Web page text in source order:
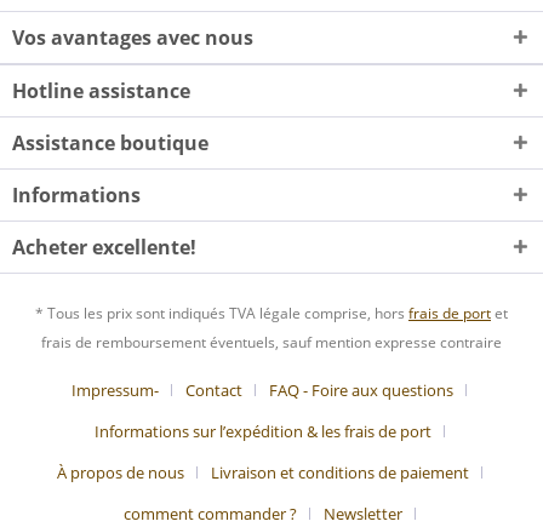
Vos avantages avec nous
Hotline assistance
Assistance boutique
Informations
Acheter excellente!
* Tous les prix sont indiqués TVA légale comprise, hors frais de portet
frais de remboursement éventuels, sauf mention expresse contraire
Impressum- Contact
FAQ - Foire aux questions
Informations sur l’expédition & les frais de port
À propos de nous
Livraison et conditions de paiement
comment commander ?
Newsletter